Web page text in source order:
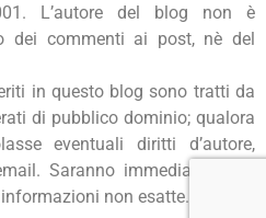
L’autore del blog non è
dei commenti ai post, nè del
in questo blog sono tratti da
di pubblico dominio; qualora
eventuali diritti d’autore,
Saranno immediatamente
non esatte.